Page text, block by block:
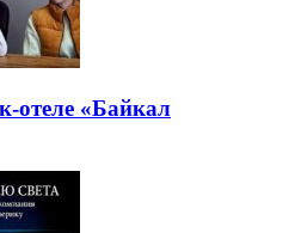
отеле «Байкал